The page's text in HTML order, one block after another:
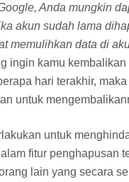
Anda mungkin
akun sudah lama
memulihkan data di
ingin kamu kembalikan
hari terakhir,
untuk
untuk
fitur penghapusan
lain yang secara